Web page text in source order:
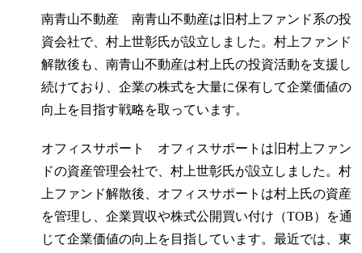
南青山不動産 南青山不動産は旧村上ファンド系の投
資会社で、村上世彰氏が設立しました。村上ファンド
解散後も、南青山不動産は村上氏の投資活動を支援し
続けており、企業の株式を大量に保有して企業価値の
向上を目指す戦略を取っています。
オフィスサポート オフィスサポートは旧村上ファン
ドの資産管理会社で、村上世彰氏が設立しました。村
上ファンド解散後、オフィスサポートは村上氏の資産
を管理し、企業買収や株式公開買い付け（TOB）を通
じて企業価値の向上を目指しています。最近では、東